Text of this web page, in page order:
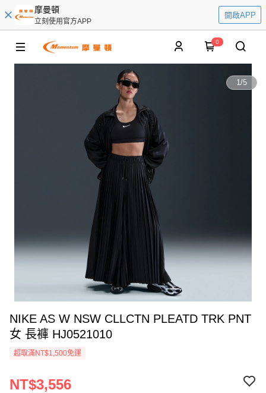
摩曼頓
立刻使用官方APP
開啟APP
0
1/5
NIKE AS W NSW CLLCTN PLEATD TRK PNT
女 長褲 HJ0521010
超取滿NT$1,500免運
NT$3,556